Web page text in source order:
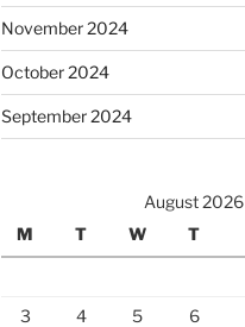
November 2024
October 2024
September 2024
August 2026
M
T W T
3
4 5 6